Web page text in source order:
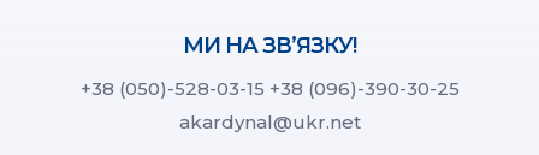
МИ НА ЗВ’ЯЗКУ!
+38 (050)-528-03-15 +38 (096)-390-30-25
akardynal@ukr.net